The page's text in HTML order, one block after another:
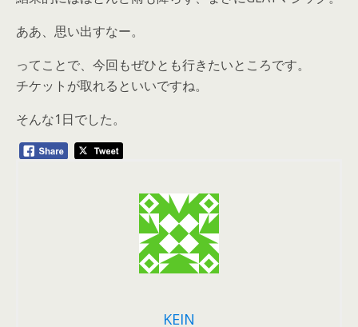
ああ、思い出すなー。
ってことで、今回もぜひとも行きたいところです。
チケットが取れるといいですね。
そんな1日でした。
KEIN